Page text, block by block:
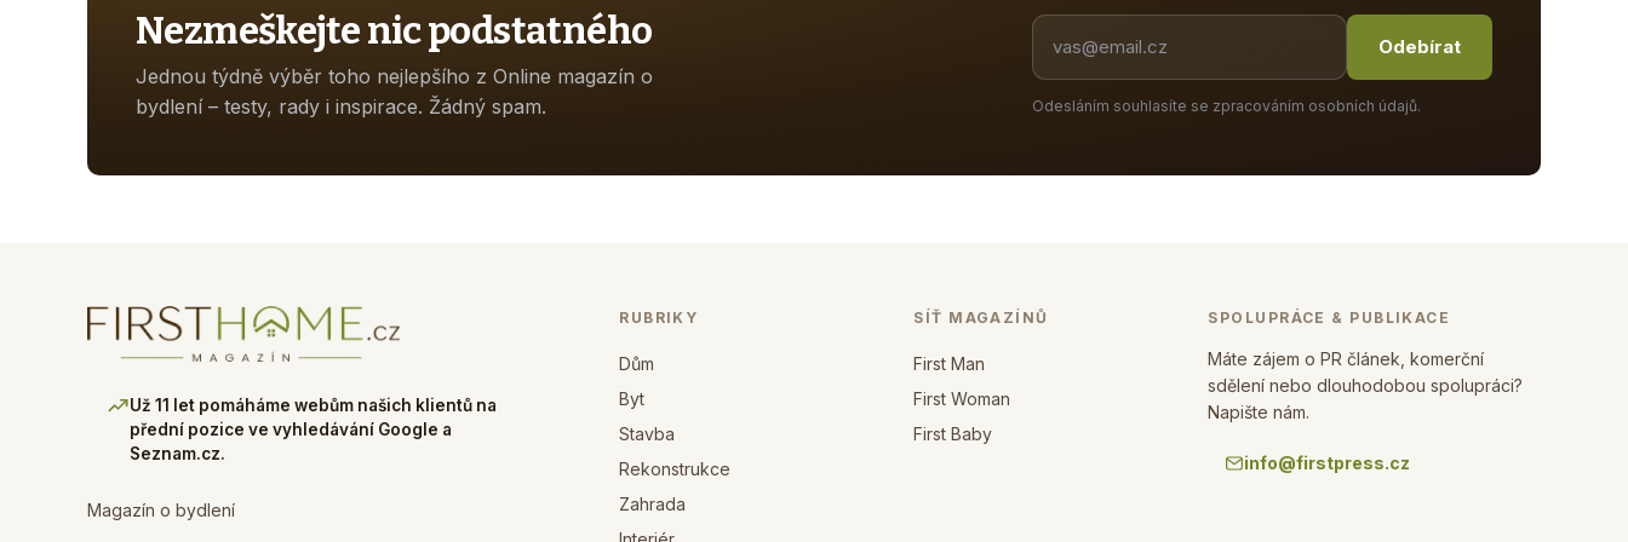
Nezmeškejte nic podstatného
Jednou týdně výběr toho nejlepšího z Online magazín o
bydlení – testy, rady i inspirace. Žádný spam.
Odebírat
Odesláním souhlasíte se zpracováním osobních údajů.
Už 11 let pomáháme webům našich klientů na
přední pozice ve vyhledávání Google a
Seznam.cz.
Magazín o bydlení
RUBRIKY
Dům
Byt
Stavba
Rekonstrukce
Zahrada
SÍŤ MAGAZÍNŮ
First Man
First Woman
First Baby
SPOLUPRÁCE & PUBLIKACE
Máte zájem o PR článek, komerční
sdělení nebo dlouhodobou spolupráci?
Napište nám.
info@firstpress.cz